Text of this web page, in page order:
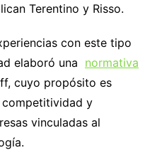
Terentino y Risso.
con este tipo
elaboró una normativa
cuyo propósito es
competitividad y
vinculadas al